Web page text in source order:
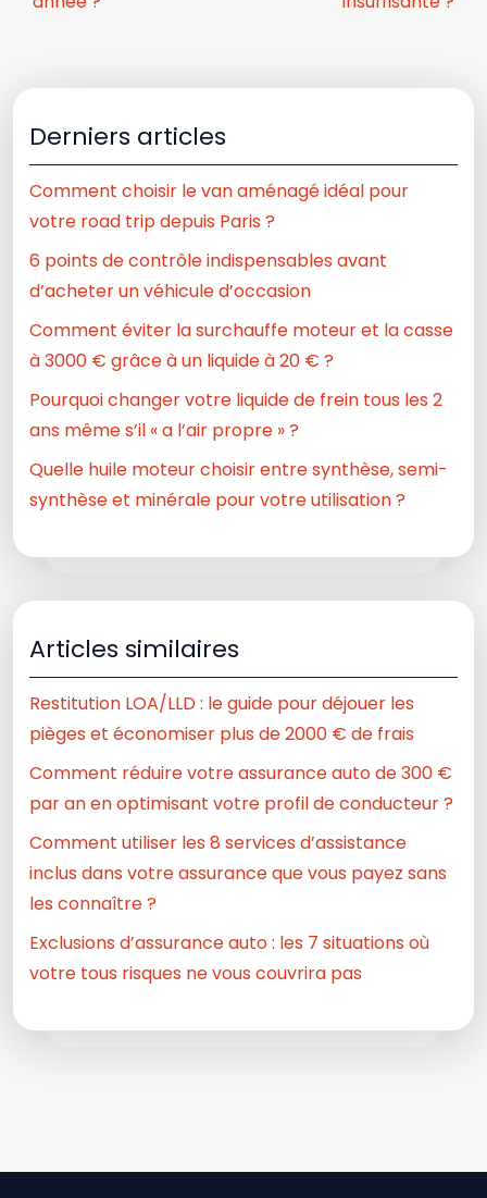
Derniers articles
Comment choisir le van aménagé idéal pour
votre road trip depuis Paris ?
6 points de contrôle indispensables avant
d’acheter un véhicule d’occasion
Comment éviter la surchauffe moteur et la casse
à 3000 € grâce à un liquide à 20 € ?
Pourquoi changer votre liquide de frein tous les 2
ans même s’il « a l’air propre » ?
Quelle huile moteur choisir entre synthèse, semi-
synthèse et minérale pour votre utilisation ?
Articles similaires
Restitution LOA/LLD : le guide pour déjouer les
pièges et économiser plus de 2000 € de frais
Comment réduire votre assurance auto de 300 €
par an en optimisant votre profil de conducteur ?
Comment utiliser les 8 services d’assistance
inclus dans votre assurance que vous payez sans
les connaître ?
Exclusions d’assurance auto : les 7 situations où
votre tous risques ne vous couvrira pas